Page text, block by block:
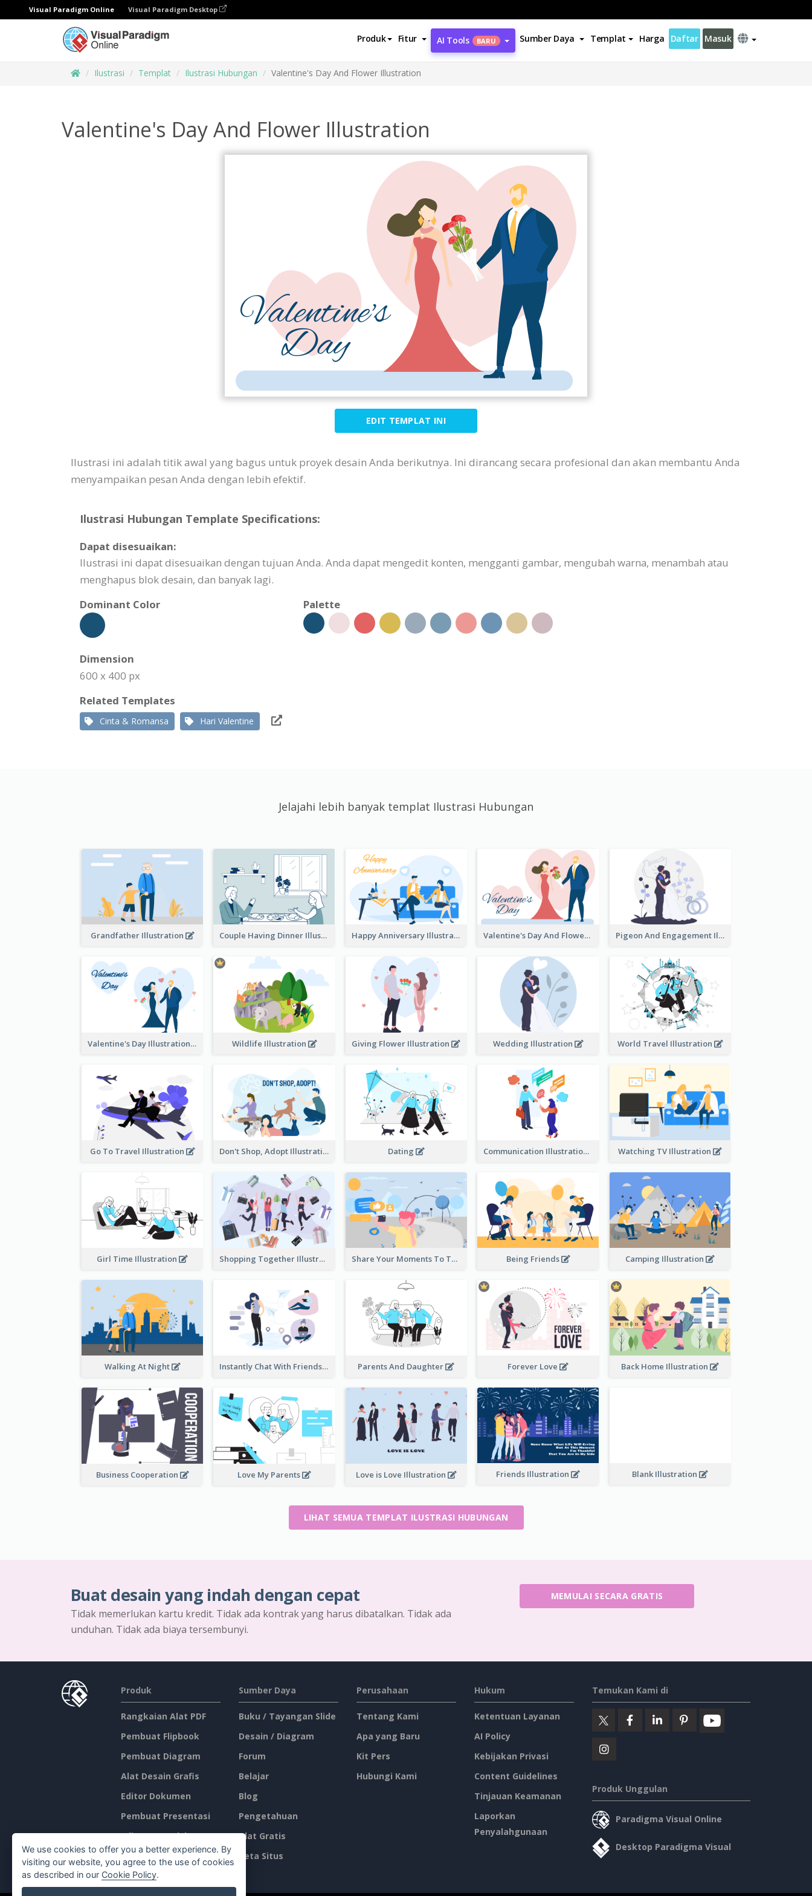
Visual Paradigm Online Visual Paradigm Desktop
Produk Fitur AI Tools BARU Sumber Daya Templat Harga Daftar Masuk
Ilustrasi Templat Ilustrasi Hubungan Valentine's Day And Flower Illustration
Valentine's Day And Flower Illustration
EDIT TEMPLAT INI
Ilustrasi ini adalah titik awal yang bagus untuk proyek desain Anda berikutnya. Ini dirancang secara profesional dan akan membantu Anda
menyampaikan pesan Anda dengan lebih efektif.
Ilustrasi Hubungan Template Specifications:
Dapat disesuaikan:
Ilustrasi ini dapat disesuaikan dengan tujuan Anda. Anda dapat mengedit konten, mengganti gambar, mengubah warna, menambah atau
menghapus blok desain, dan banyak lagi.
Dominant Color
Palette
Dimension
600 x 400 px
Related Templates
Cinta & Romansa Hari Valentine
Jelajahi lebih banyak templat Ilustrasi Hubungan
Grandfather Illustration Couple Having Dinner Illustration Happy Anniversary Illustration Valentine's Day And Flower Illustration Pigeon And Engagement Illustration
Valentine's Day Illustration Wildlife Illustration Giving Flower Illustration Wedding Illustration World Travel Illustration
Go To Travel Illustration Don't Shop, Adopt Illustration Dating Communication Illustration Watching TV Illustration
Girl Time Illustration Shopping Together Illustration Share Your Moments To The World Illustration Being Friends Camping Illustration
Walking At Night Instantly Chat With Friends Illustration Parents And Daughter Forever Love Back Home Illustration
Business Cooperation Love My Parents Love is Love Illustration Friends Illustration Blank Illustration
LIHAT SEMUA TEMPLAT ILUSTRASI HUBUNGAN
Buat desain yang indah dengan cepat
Tidak memerlukan kartu kredit. Tidak ada kontrak yang harus dibatalkan. Tidak ada
unduhan. Tidak ada biaya tersembunyi.
MEMULAI SECARA GRATIS
Produk
Rangkaian Alat PDF
Pembuat Flipbook
Pembuat Diagram
Alat Desain Grafis
Editor Dokumen
Pembuat Presentasi
Editor Spreadsheet
Harga
Sumber Daya
Buku / Tayangan Slide
Desain / Diagram
Forum
Belajar
Blog
Pengetahuan
Alat Gratis
Peta Situs
Perusahaan
Tentang Kami
Apa yang Baru
Kit Pers
Hubungi Kami
Hukum
Ketentuan Layanan
AI Policy
Kebijakan Privasi
Content Guidelines
Tinjauan Keamanan
Laporkan
Penyalahgunaan
Temukan Kami di
Produk Unggulan
Paradigma Visual Online
Desktop Paradigma Visual
We use cookies to offer you a better experience. By
visiting our website, you agree to the use of cookies
as described in our Cookie Policy.